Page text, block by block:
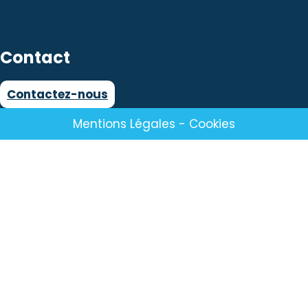
Contact
Contactez-nous
Mentions Légales - Cookies